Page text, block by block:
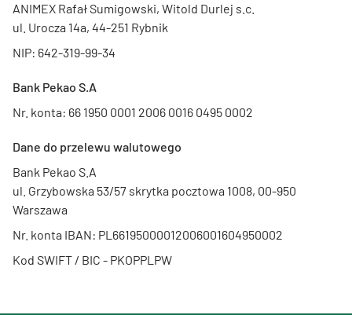
ANIMEX Rafał Sumigowski, Witold Durlej s.c.
ul. Urocza 14a, 44-251 Rybnik
NIP: 642-319-99-34
Bank Pekao S.A
Nr. konta: 66 1950 0001 2006 0016 0495 0002
Dane do przelewu walutowego
Bank Pekao S.A
ul. Grzybowska 53/57 skrytka pocztowa 1008, 00-950
Warszawa
Nr. konta IBAN: PL66195000012006001604950002
Kod SWIFT / BIC - PKOPPLPW